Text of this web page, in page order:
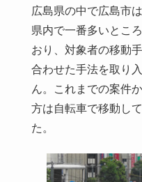
広島県の中で広島市
県内で一番多いとこ
おり、対象者の移動
合わせた手法を取り
ん。これまでの案件
方は自転車で移動し
た。